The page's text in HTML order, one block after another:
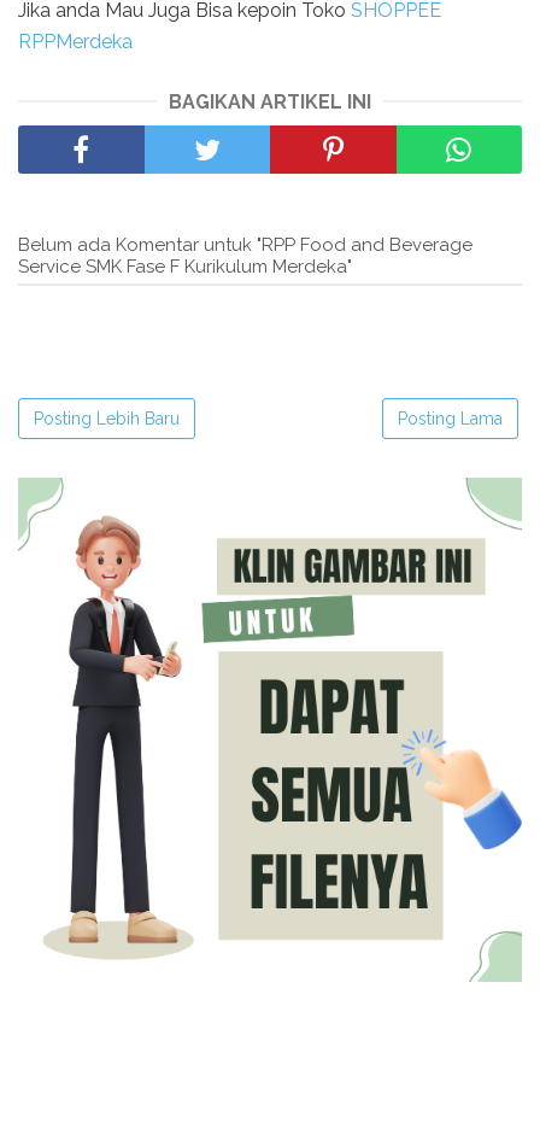
Jika anda Mau Juga Bisa kepoin Toko SHOPPEE
RPPMerdeka
BAGIKAN ARTIKEL INI
Belum ada Komentar untuk "RPP Food and Beverage
Service SMK Fase F Kurikulum Merdeka"
Posting Lebih Baru Posting Lama